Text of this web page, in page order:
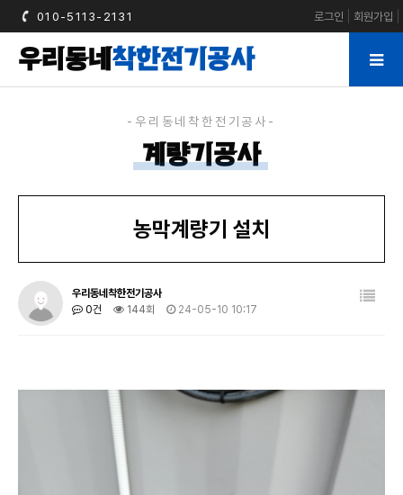
010-5113-2131 로그인 회원가입
우리동네착한전기공사
계량기공사
농막계량기 설치
우리동네착한전기공사
0건
144회 24-05-10 10:17